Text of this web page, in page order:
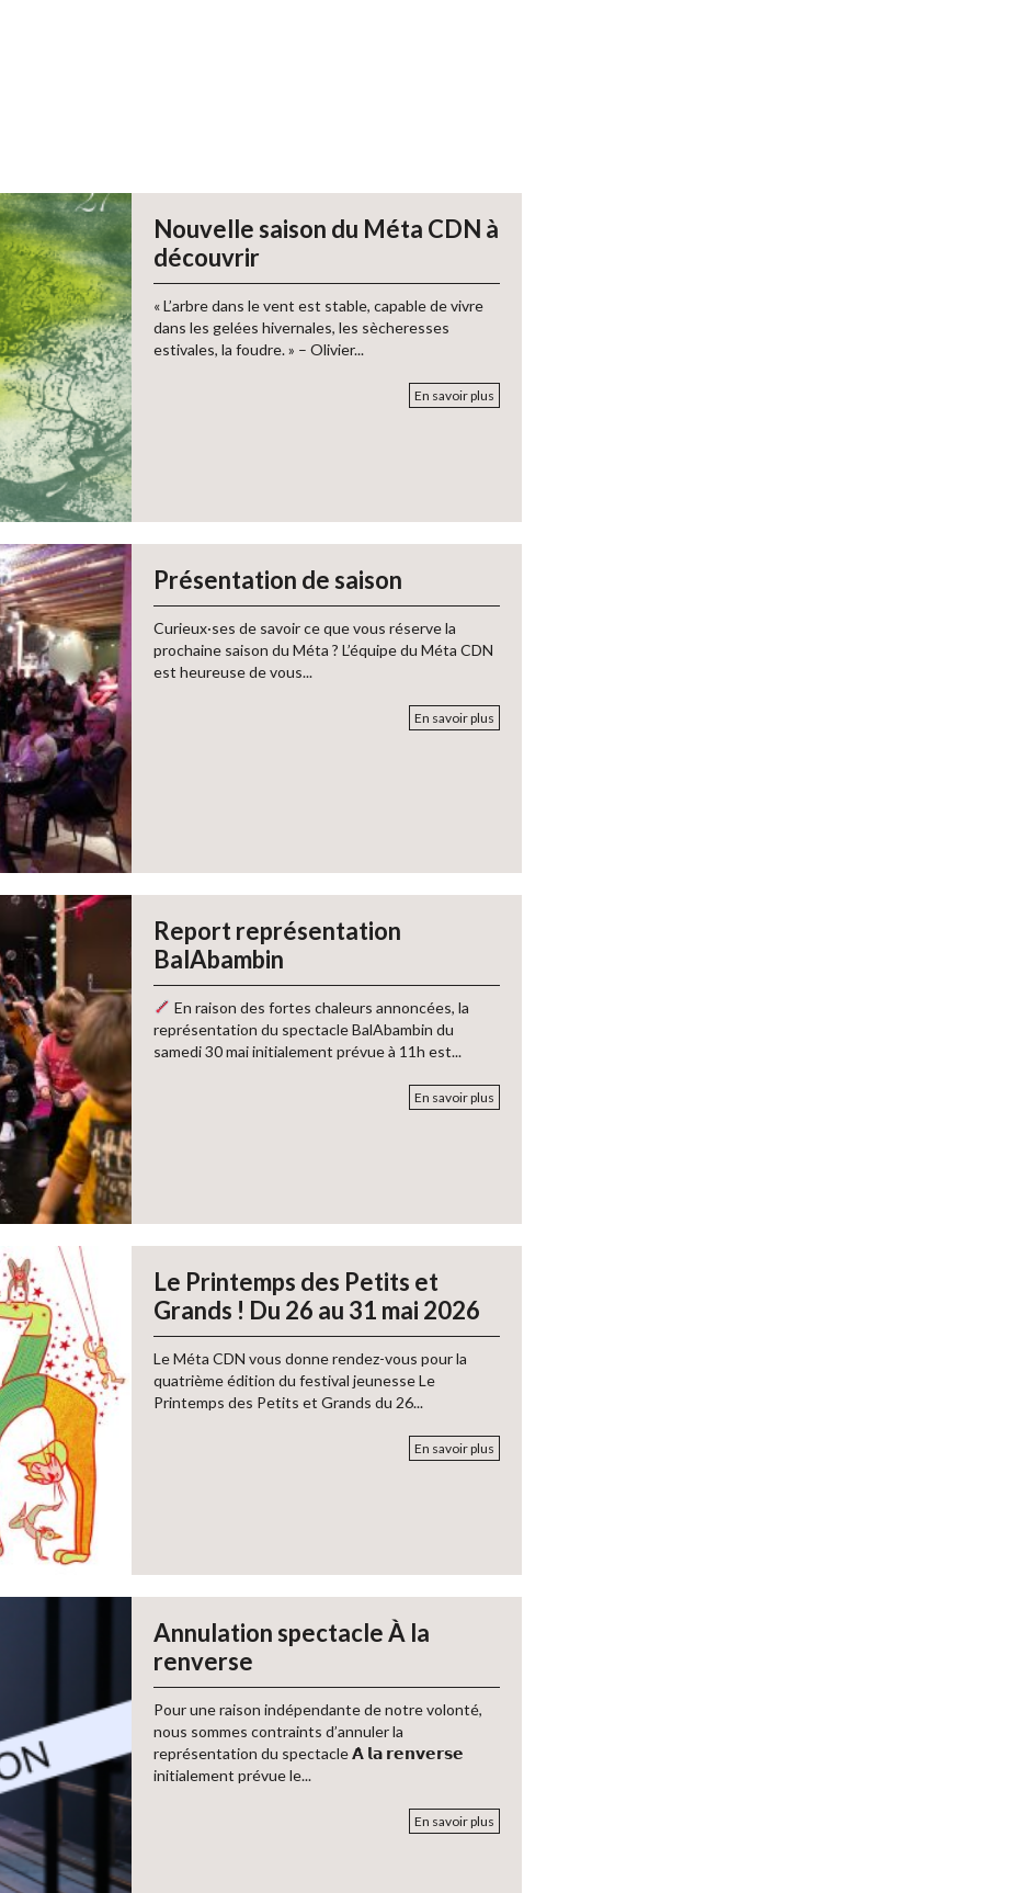
Nouvelle saison du Méta CDN à
découvrir
« L’arbre dans le vent est stable, capable de vivre
dans les gelées hivernales, les sècheresses
estivales, la foudre. » – Olivier...
En savoir plus
Présentation de saison
Curieux·ses de savoir ce que vous réserve la
prochaine saison du Méta ? L’équipe du Méta CDN
est heureuse de vous...
En savoir plus
Report représentation
BalAbambin
En raison des fortes chaleurs annoncées, la
représentation du spectacle BalAbambin du
samedi 30 mai initialement prévue à 11h est...
En savoir plus
Le Printemps des Petits et
Grands ! Du 26 au 31 mai 2026
Le Méta CDN vous donne rendez-vous pour la
quatrième édition du festival jeunesse Le
Printemps des Petits et Grands du 26...
En savoir plus
Annulation spectacle À la
renverse
Pour une raison indépendante de notre volonté,
nous sommes contraints d’annuler la
représentation du spectacle 𝗔̀ 𝗹𝗮 𝗿𝗲𝗻𝘃𝗲𝗿𝘀𝗲
initialement prévue le...
En savoir plus